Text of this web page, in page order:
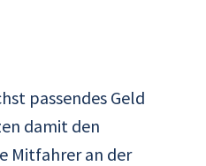
passendes Geld
damit den
Mitfahrer an der